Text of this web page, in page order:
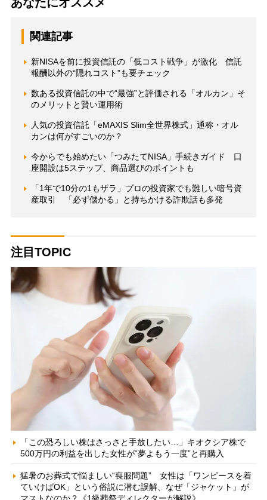
関連記事
新NISAを前に投資信託の「低コスト戦争」が激化 信託
報酬以外の“隠れコスト”も要チェック
数ある投資信託の中で“最強”と評価される「オルカン」そ
のメリットと賢い運用術
人気の投資信託「eMAXIS Slim全世界株式」通称・オル
カンは何がすごいのか？
今からでも始めたい「つみたてNISA」手続きガイド 口
座開設は5ステップ、商品選びのポイントも
「1年で10分の1もザラ」プロの投資家でも難しい暗号資
産取引 「必ず儲かる」と持ちかける詐欺話も多発
注目TOPIC
「この恐ろしい株はさっさと手放したい…」キオクシア株で
500万円の利益を出した女性が“夢よもう一度”と再購入
猛暑のお葬式で悩ましい“喪服問題” 女性は「ワンピースを着
ていけばOK」という俗説に潜む誤解、なぜ「ジャケット」が